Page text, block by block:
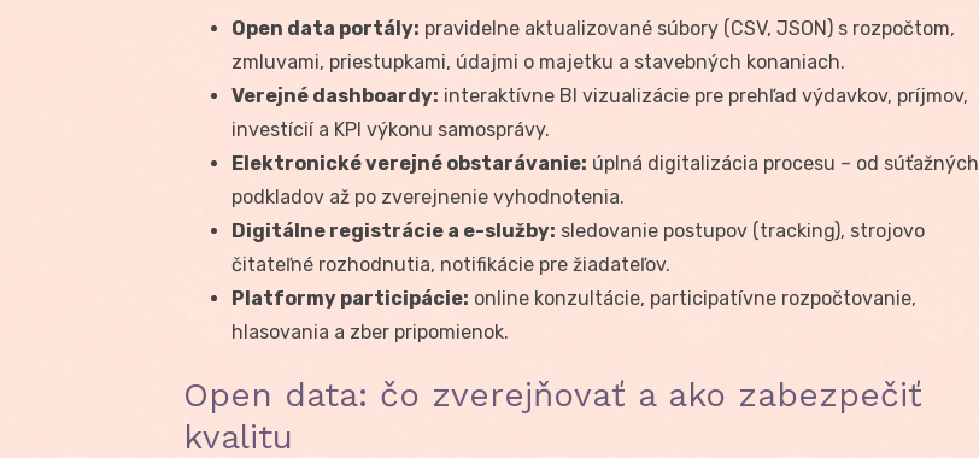
Open data portály: pravidelne aktualizované súbory (CSV, JSON) s rozpočtom,
zmluvami, priestupkami, údajmi o majetku a stavebných konaniach.
Verejné dashboardy: interaktívne BI vizualizácie pre prehľad výdavkov, príjmov,
investícií a KPI výkonu samosprávy.
Elektronické verejné obstarávanie: úplná digitalizácia procesu – od súťažných
podkladov až po zverejnenie vyhodnotenia.
Digitálne registrácie a e-služby: sledovanie postupov (tracking), strojovo
čitateľné rozhodnutia, notifikácie pre žiadateľov.
Platformy participácie: online konzultácie, participatívne rozpočtovanie,
hlasovania a zber pripomienok.
Open data: čo zverejňovať a ako zabezpečiť
kvalitu